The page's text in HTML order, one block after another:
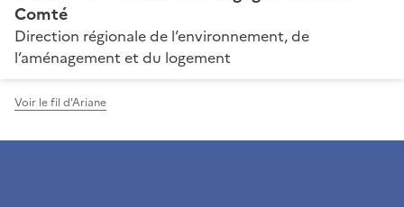
Comté
Direction régionale de l’environnement, de
l’aménagement et du logement
Voir le fil d'Ariane